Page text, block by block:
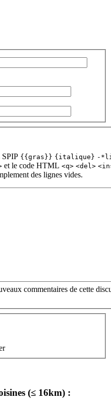
SPIP {{gras}} {italique} -
et le code HTML <q> <del>
des lignes vides.
commentaires de cette
(≤ 16km) :